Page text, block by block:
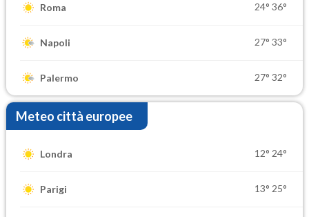
Roma 24° 36°
Napoli 27° 33°
Palermo 27° 32°
Meteo città europee
Londra 12° 24°
Parigi 13° 25°